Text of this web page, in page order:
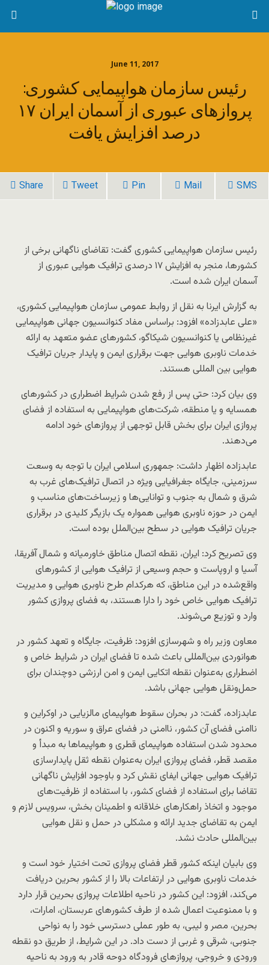
June 11, 2017
رئیس سازمان هواپیمایی کشوری:
پروازهای عبوری از آسمان ایران ۱۷
درصد افزایش یافت
Share Tweet Pin Mail SMS
رئیس سازمان هواپیمایی کشوری گفت: تقاضای ناگهانی برخی از
کشورها، منجر به افزایش ۱۷ درصدی ترافیک هوایی عبوری از
آسمان ایران شده است.
به گزارش ایرنا به نقل از روابط عمومی سازمان هواپیمایی کشوری،
«علی عابدزاده» افزود: براساس مفاد کنوانسیون جهانی هواپیمایی
غیرنظامی یا کنوانسیون شیکاگو، کشورهای عضو متعهد به ارائه
خدمات ناوبری هوایی جهت برقراری ایمن و پایدار جریان ترافیک
هوایی بین المللی هستند.
وی بیان کرد: حتی پس از رفع شدن شرایط اضطراری در کشورهای
همسایه و یا منطقه، شرکت‌های هواپیمایی به استفاده از فضای
پروازی ایران برای بخش قابل‌ توجهی از پروازهای خود ادامه
می‌دهند.
عابدزاده اظهار داشت: جمهوری اسلامی ایران با توجه به وسعت
سرزمینی، جایگاه جغرافیایی ویژه در اتصال ترافیک‌های غرب به
شرق و شمال به جنوب و توانایی‌ها و زیرساخت‌های مناسب و
ایمن در حوزه ناوبری هوایی همواره یک بازیگر کلیدی در برقراری
جریان ترافیک هوایی در سطح بین‌الملل بوده است.
وی تصریح کرد: ایران، نقطه اتصال مناطق خاورمیانه و شمال آفریقا،
آسیا و اروپاست و حجم وسیعی از ترافیک هوایی از کشورهای
واقع‌شده در این مناطق، که هرکدام طرح ناوبری هوایی و مدیریت
ترافیک هوایی خاص خود را دارا هستند، به فضای پروازی کشور
وارد و توزیع می‌شوند.
معاون وزیر راه و شهرسازی افزود: ظرفیت، جایگاه و تعهد کشور در
هوانوردی بین‌المللی باعث شده تا فضای ایران در شرایط خاص و
اضطراری به‌عنوان نقطه اتکایی ایمن و امن ارزشی دوچندان برای
حمل‌ونقل هوایی جهانی باشد.
عابدزاده، گفت: در بحران سقوط هواپیمای مالزیایی در اوکراین و
ناامنی فضای آن کشور، ناامنی در فضای عراق و سوریه و اکنون در
محدود شدن استفاده هواپیمای قطری و هواپیماها به مبدأ و
مقصد قطر، فضای پروازی ایران به‌عنوان نقطه ثقل پایدارسازی
ترافیک هوایی جهانی ایفای نقش کرد و باوجود افزایش ناگهانی
تقاضا برای استفاده از فضای کشور، با استفاده از ظرفیت‌های
موجود و اتخاذ راهکارهای خلاقانه و اطمینان‌ بخش، سرویس لازم و
ایمن به تقاضای جدید ارائه و مشکلی در حمل ‌و نقل هوایی
بین‌المللی حادث نشد.
وی بابیان اینکه کشور قطر فضای پروازی تحت اختیار خود است و
خدمات ناوبری هوایی در ارتفاعات بالا را از کشور بحرین دریافت
می‌کند، افزود: این کشور در ناحیه اطلاعات پروازی بحرین قرار دارد
و با ممنوعیت اعمال‌ شده از طرف کشورهای عربستان، امارات،
بحرین، مصر و لیبی، به طور عملی دسترسی خود را به نواحی
جنوبی، شرقی و غربی از دست داد. در این شرایط، از طریق دو نقطه
ورودی و خروجی، پروازهای فرودگاه دوحه قادر به ورود به ناحیه